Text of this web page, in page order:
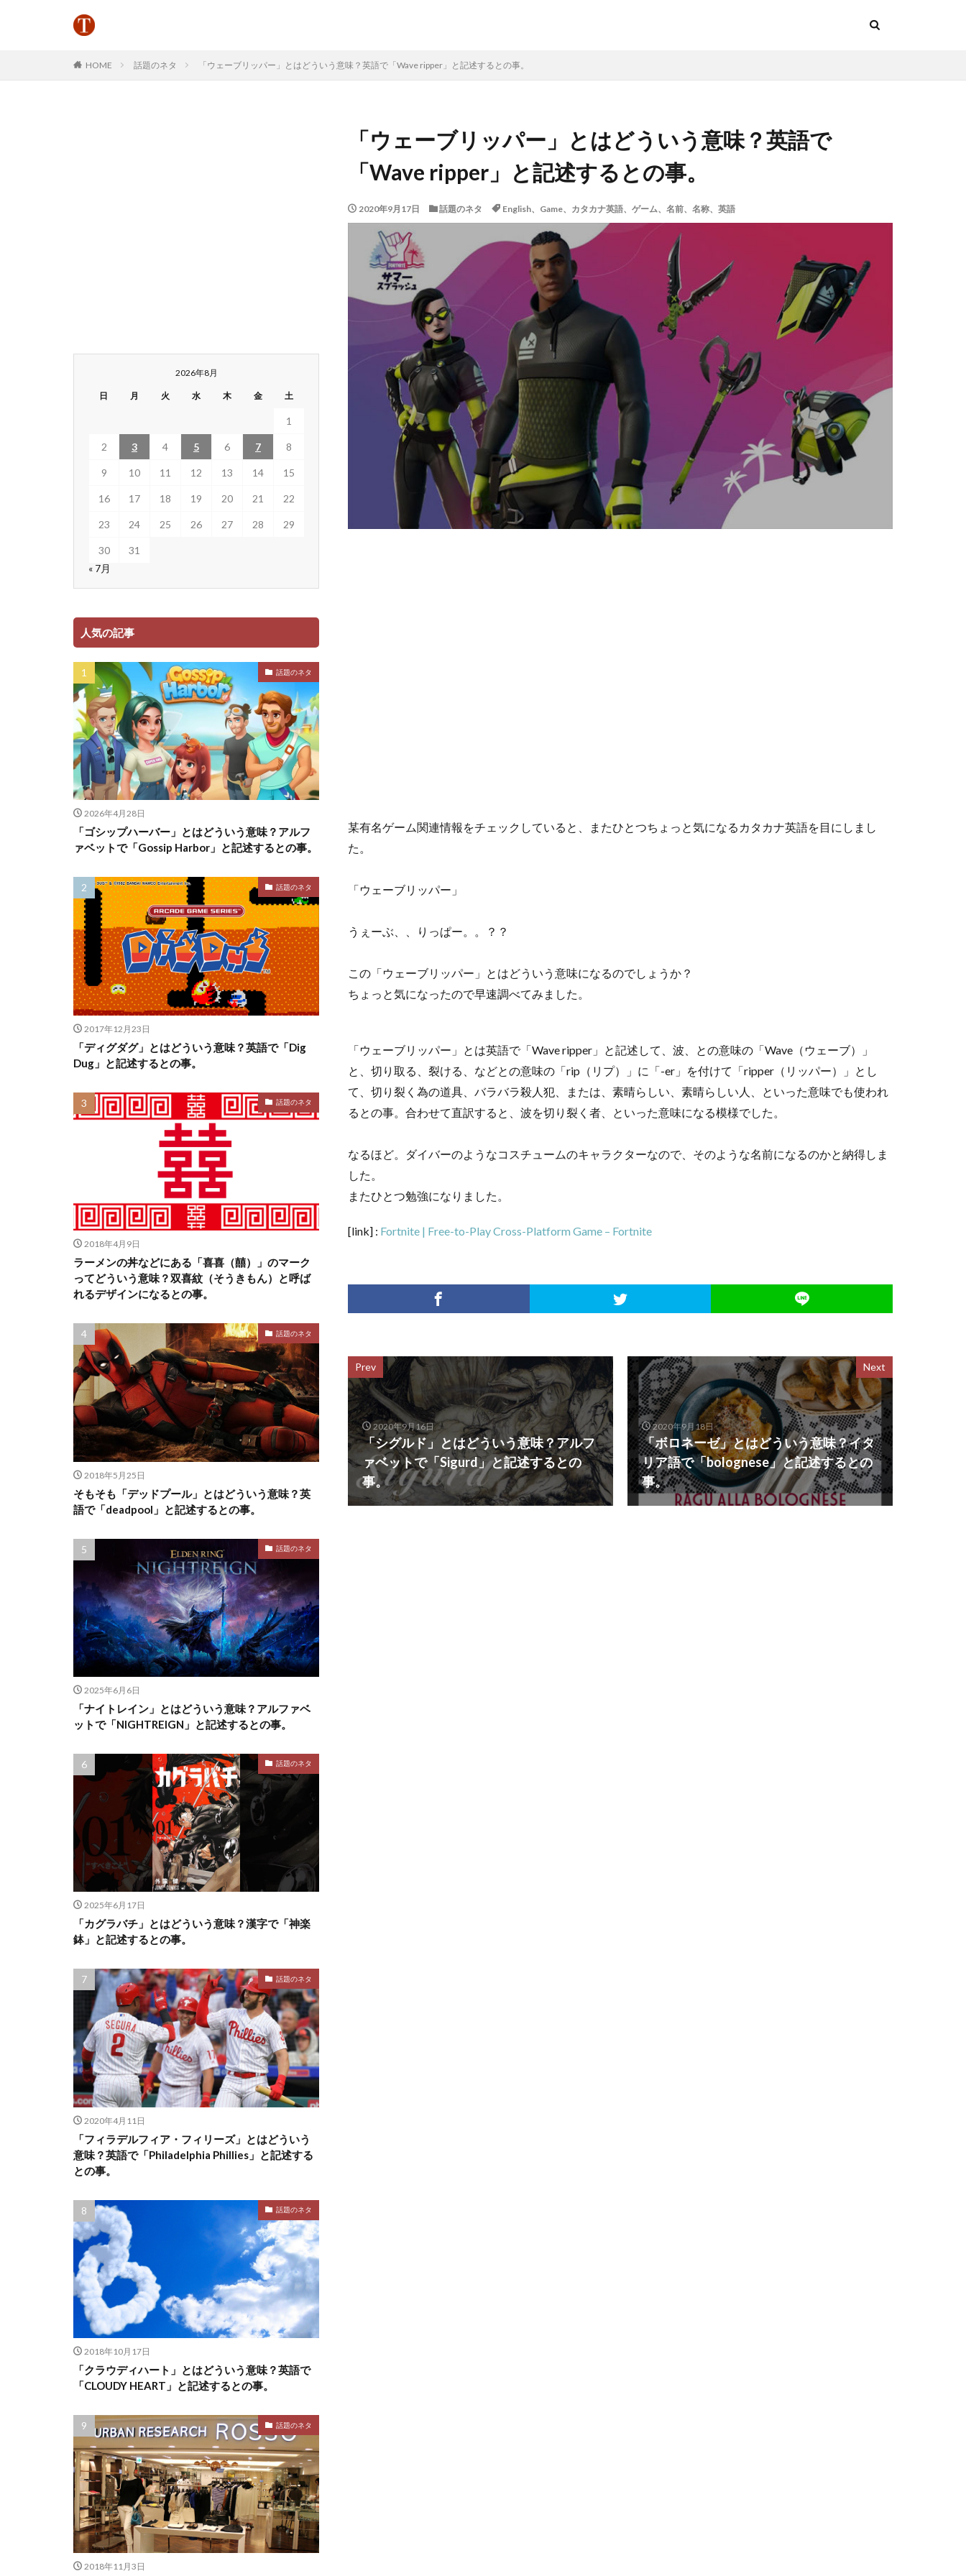
HOME 話題のネタ 「ウェーブリッパー」とはどういう意味？英語で「Wave ripper」と記述するとの事。
「ウェーブリッパー」とはどういう意味？英語で
「Wave ripper」と記述するとの事。
2020年9月17日 話題のネタ English、Game、カタカナ英語、ゲーム、名前、名称、英語
某有名ゲーム関連情報をチェックしていると、またひとつちょっと気になるカタカナ英語を目にしまし
た。
「ウェーブリッパー」
うぇーぶ、、りっぱー。。？？
この「ウェーブリッパー」とはどういう意味になるのでしょうか？
ちょっと気になったので早速調べてみました。
「ウェーブリッパー」とは英語で「Wave ripper」と記述して、波、との意味の「Wave（ウェーブ）」
と、切り取る、裂ける、などとの意味の「rip（リプ）」に「-er」を付けて「ripper（リッパー）」とし
て、切り裂く為の道具、バラバラ殺人犯、または、素晴らしい、素晴らしい人、といった意味でも使われ
るとの事。合わせて直訳すると、波を切り裂く者、といった意味になる模様でした。
なるほど。ダイバーのようなコスチュームのキャラクターなので、そのような名前になるのかと納得しま
した。
またひとつ勉強になりました。
[link] : Fortnite | Free-to-Play Cross-Platform Game – Fortnite
Prev
2020年9月16日
「シグルド」とはどういう意味？アルフ
ァベットで「Sigurd」と記述するとの
事。
Next
2020年9月18日
「ボロネーゼ」とはどういう意味？イタ
リア語で「bolognese」と記述するとの
事。
2026年8月
日 月 火 水 木 金 土
1
2 3 4 5 6 7 8
9 10 11 12 13 14 15
16 17 18 19 20 21 22
23 24 25 26 27 28 29
30
31
« 7月
人気の記事
話題のネタ
2026年4月28日
「ゴシップハーバー」とはどういう意味？アルフ
ァベットで「Gossip Harbor」と記述するとの事。
話題のネタ
2017年12月23日
「ディグダグ」とはどういう意味？英語で「Dig
Dug」と記述するとの事。
話題のネタ
2018年4月9日
ラーメンの丼などにある「喜喜（囍）」のマーク
ってどういう意味？双喜紋（そうきもん）と呼ば
れるデザインになるとの事。
話題のネタ
2018年5月25日
そもそも「デッドプール」とはどういう意味？英
語で「deadpool」と記述するとの事。
話題のネタ
2025年6月6日
「ナイトレイン」とはどういう意味？アルファベ
ットで「NIGHTREIGN」と記述するとの事。
話題のネタ
2025年6月17日
「カグラバチ」とはどういう意味？漢字で「神楽
鉢」と記述するとの事。
話題のネタ
2020年4月11日
「フィラデルフィア・フィリーズ」とはどういう
意味？英語で「Philadelphia Phillies」と記述する
との事。
話題のネタ
2018年10月17日
「クラウディハート」とはどういう意味？英語で
「CLOUDY HEART」と記述するとの事。
話題のネタ
2018年11月3日